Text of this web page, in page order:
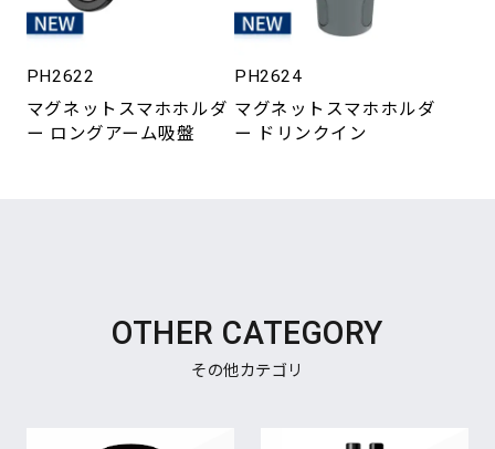
PH2622
マグネットスマホホルダ
ー ロングアーム吸盤
PH2624
マグネットスマホホルダ
ー ドリンクイン
OTHER CATEGORY
その他カテゴリ